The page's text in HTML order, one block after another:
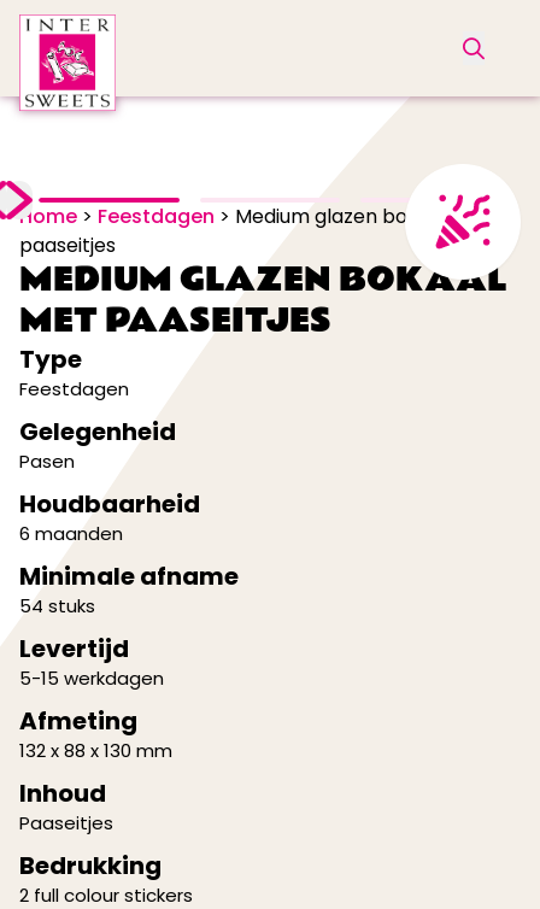
Home > Feestdagen > Medium glazen bokaal met
paaseitjes
MEDIUM GLAZEN BOKAAL
MET PAASEITJES
Type
Feestdagen
Gelegenheid
Pasen
Houdbaarheid
6 maanden
Minimale afname
54 stuks
Levertijd
5-15 werkdagen
Afmeting
132 x 88 x 130 mm
Inhoud
Paaseitjes
Bedrukking
2 full colour stickers